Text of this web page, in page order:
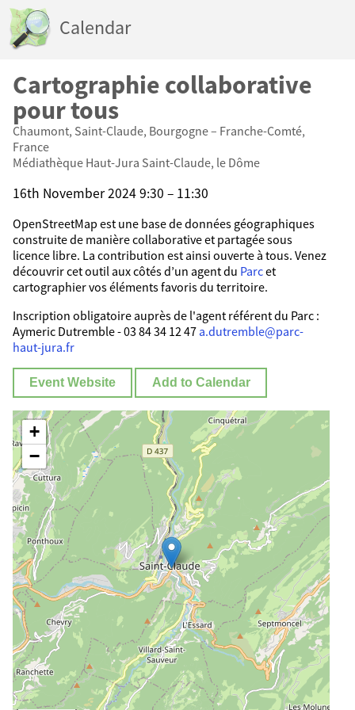
Calendar
Cartographie collaborative
pour tous
Chaumont, Saint-Claude, Bourgogne – Franche-Comté,
France
Médiathèque Haut-Jura Saint-Claude, le Dôme
16th November 2024 9:30 – 11:30
OpenStreetMap est une base de données géographiques
construite de manière collaborative et partagée sous
licence libre. La contribution est ainsi ouverte à tous. Venez
découvrir cet outil aux côtés d’un agent du Parcet
cartographier vos éléments favoris du territoire.
Inscription obligatoire auprès de l'agent référent du Parc :
Aymeric Dutremble - 03 84 34 12 47 a.dutremble@parc-
haut-jura.fr
Event Website Add to Calendar
+
−